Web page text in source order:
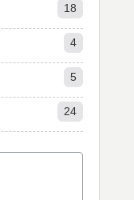
18
4
5
24